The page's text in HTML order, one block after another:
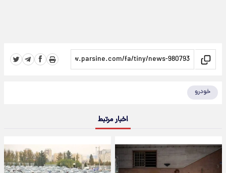
خودرو
اخبار مرتبط